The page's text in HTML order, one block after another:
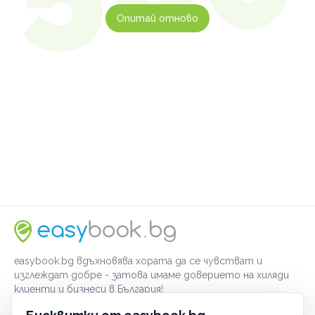
Опитай отново
easybook.bg вдъхновява хората да се чувстват и
изглеждат добре - затова имаме доверието на хиляди
клиенти и бизнеси в България!